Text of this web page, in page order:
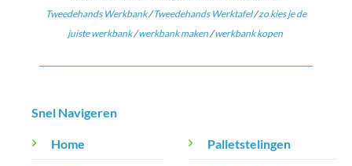
Tweedehands Werkbank/Tweedehands Werktafel/zo kies je de
juiste werkbank/werkbank maken /werkbank kopen
Snel Navigeren
Home Palletstelingen